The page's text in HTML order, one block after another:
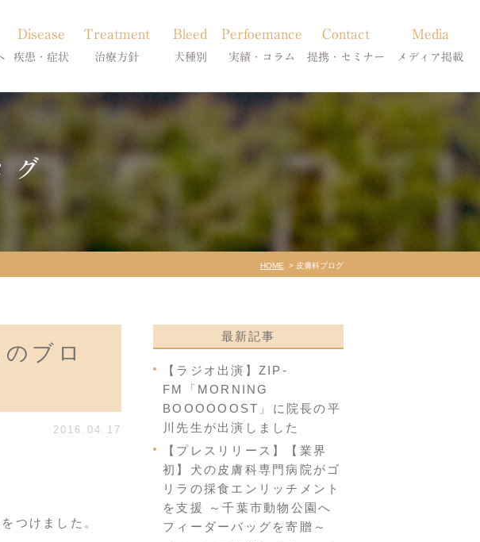
Disease
疾患・症状
ー・アレルギー
・脂漏症
・アロペシアX
ルが効かない皮膚病
Treatment
治療方針
体質改善・食事療法
Bleed
犬種別
柴犬の皮膚病
シーズーの皮膚病
フレンチブルドッグの皮膚病
トイプードルの皮膚病
Perfoemance
実績・コラム
症状別
コラム「皮膚科のいろは」
Contact
提携・セミナー
診療提携・セミナー開催
Media
メディア掲載
グ
HOME 皮膚科ブログ
ブロ
2016.04.17
つけました。
最新記事
【ラジオ出演】ZIP-
FM「MORNING
BOOOOOOST」に院長の平
川先生が出演しました
【プレスリリース】【業界
初】犬の皮膚科専門病院がゴ
リラの採食エンリッチメント
を支援 ～千葉市動物公園へ
フィーダーバッグを寄贈～